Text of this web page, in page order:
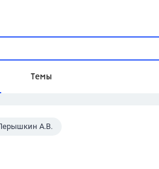
Темы
Домашнее задание
А.В.